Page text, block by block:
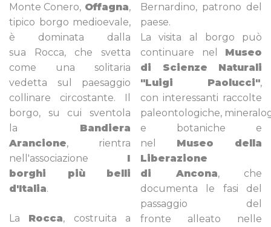
Monte Conero, Offagna,
tipico borgo medioevale,
è dominata dalla
sua Rocca, che svetta
come una solitaria
vedetta sul paesaggio
collinare circostante. Il
borgo, su cui sventola
la Bandiera
Arancione, rientra
nell'associazione I
borghi più belli
d'Italia.
La Rocca, costruita a
Bernardino, patrono del
paese.
La visita al borgo può
continuare nel Museo
di Scienze Naturali
"Luigi Paolucci",
con interessanti raccolte
paleontologiche,
e botaniche e
nel Museo della
Liberazione
di Ancona, che
documenta le fasi del
passaggio del
fronte alleato nelle